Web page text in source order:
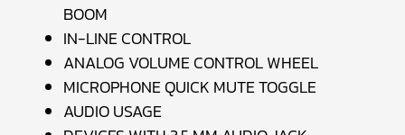
BOOM
IN-LINE CONTROL
ANALOG VOLUME CONTROL WHEEL
MICROPHONE QUICK MUTE TOGGLE
AUDIO USAGE